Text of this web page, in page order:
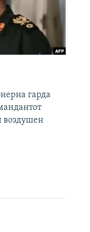
гарда
воздушен